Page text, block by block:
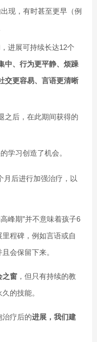
出现，有时甚至更早（例
进展可持续长达12个
中、行为更平静、烦躁
交更容易、言语更清晰
之后，在此期间获得的
学习创造了机会。
月后进行加强治疗，以
峰期”并不意味着孩子6
程碑，例如言语或自
会保留下来。
之窗 ，但只有持续的教
的技能。
治疗后的进展，我们建